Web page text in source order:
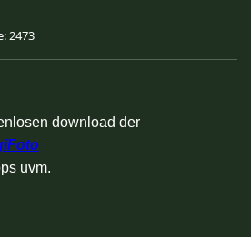
2473
download der
uvm.